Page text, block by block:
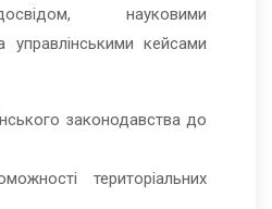
науковими
управлінськими кейсами
законодавства до
територіальних